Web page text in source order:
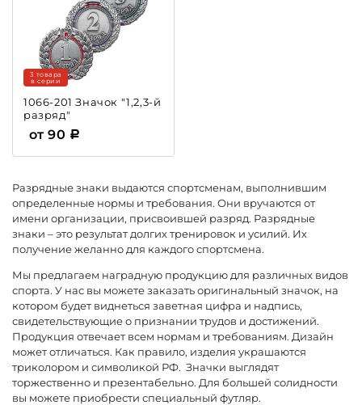
1066-201 Значок "1,2,3-й
разряд"
3 товара
в серии
от 90
Разрядные знаки выдаются спортсменам, выполнившим
определенные нормы и требования. Они вручаются от
имени организации, присвоившей разряд. Разрядные
знаки – это результат долгих тренировок и усилий. Их
получение желанно для каждого спортсмена.
Мы предлагаем наградную продукцию для различных видов
спорта. У нас вы можете заказать оригинальный значок, на
котором будет виднеться заветная цифра и надпись,
свидетельствующие о признании трудов и достижений.
Продукция отвечает всем нормам и требованиям. Дизайн
может отличаться. Как правило, изделия украшаются
триколором и символикой РФ. Значки выглядят
торжественно и презентабельно. Для большей солидности
вы можете приобрести специальный футляр.